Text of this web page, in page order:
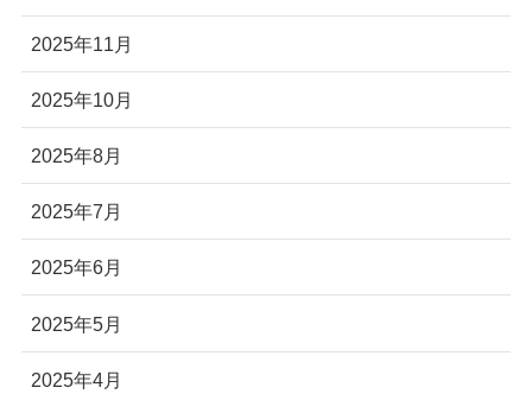
2025年11月
2025年10月
2025年8月
2025年7月
2025年6月
2025年5月
2025年4月